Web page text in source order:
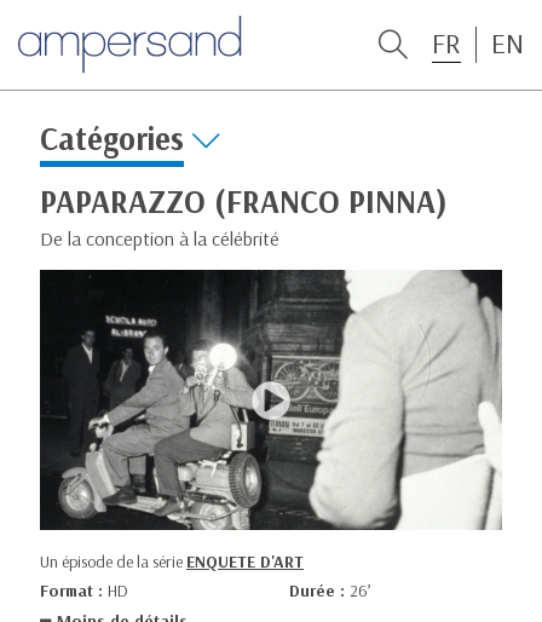
FR EN
Catégories
PAPARAZZO (FRANCO PINNA)
De la conception à la célébrité
Un épisode de la série ENQUETE D'ART
Format : HD Durée : 26’